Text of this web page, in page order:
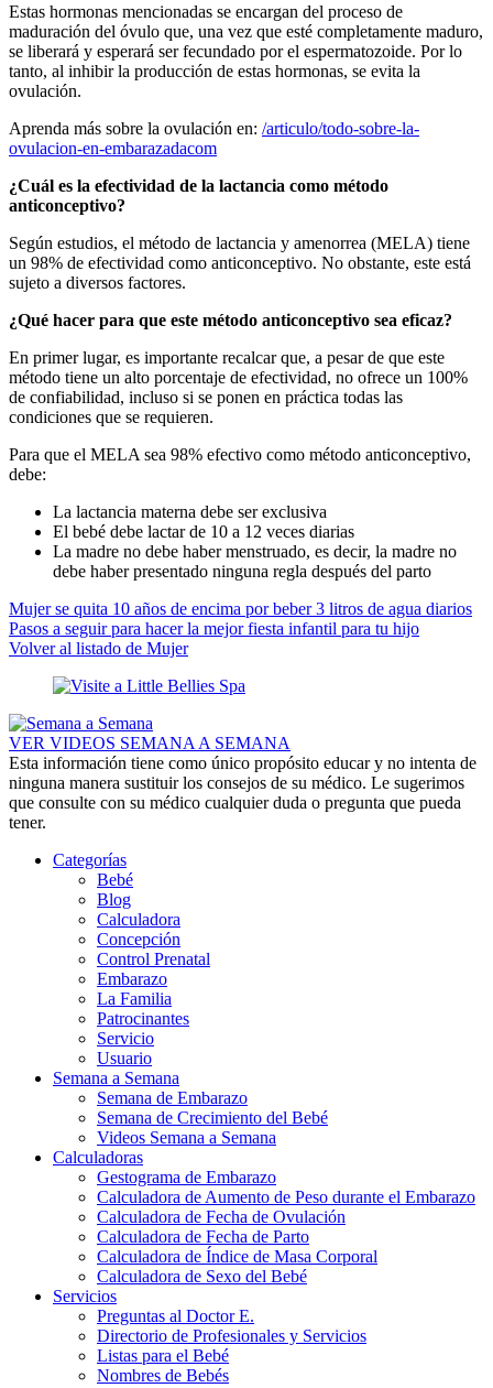
Estas hormonas mencionadas se encargan del proceso de
maduración del óvulo que, una vez que esté completamente maduro,
se liberará y esperará ser fecundado por el espermatozoide. Por lo
tanto, al inhibir la producción de estas hormonas, se evita la
ovulación.
Aprenda más sobre la ovulación en: /articulo/todo-sobre-la-
ovulacion-en-embarazadacom
¿Cuál es la efectividad de la lactancia como método
anticonceptivo?
Según estudios, el método de lactancia y amenorrea (MELA) tiene
un 98% de efectividad como anticonceptivo. No obstante, este está
sujeto a diversos factores.
¿Qué hacer para que este método anticonceptivo sea eficaz?
En primer lugar, es importante recalcar que, a pesar de que este
método tiene un alto porcentaje de efectividad, no ofrece un 100%
de confiabilidad, incluso si se ponen en práctica todas las
condiciones que se requieren.
Para que el MELA sea 98% efectivo como método anticonceptivo,
debe:
La lactancia materna debe ser exclusiva
El bebé debe lactar de 10 a 12 veces diarias
La madre no debe haber menstruado, es decir, la madre no
debe haber presentado ninguna regla después del parto
Mujer se quita 10 años de encima por beber 3 litros de agua diarios
Pasos a seguir para hacer la mejor fiesta infantil para tu hijo
Volver al listado de Mujer
VER VIDEOS SEMANA A SEMANA
Esta información tiene como único propósito educar y no intenta de
ninguna manera sustituir los consejos de su médico. Le sugerimos
que consulte con su médico cualquier duda o pregunta que pueda
tener.
Categorías
Bebé
Blog
Calculadora
Concepción
Control Prenatal
Embarazo
La Familia
Patrocinantes
Servicio
Usuario
Semana a Semana
Semana de Embarazo
Semana de Crecimiento del Bebé
Videos Semana a Semana
Calculadoras
Gestograma de Embarazo
Calculadora de Aumento de Peso durante el Embarazo
Calculadora de Fecha de Ovulación
Calculadora de Fecha de Parto
Calculadora de Índice de Masa Corporal
Calculadora de Sexo del Bebé
Servicios
Preguntas al Doctor E.
Directorio de Profesionales y Servicios
Listas para el Bebé
Nombres de Bebés